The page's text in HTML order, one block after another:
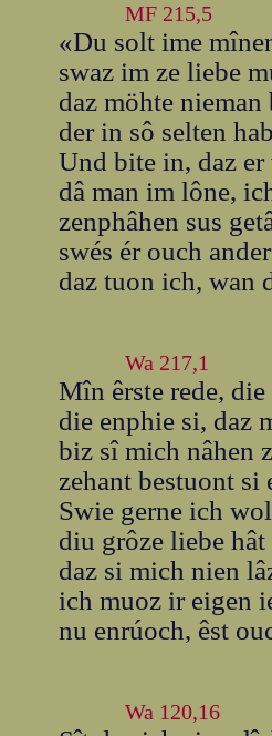
MF 215,5
«Du solt ime
swaz im ze liebe
daz möhte nieman
der in sô selten
Und bite in, daz
dâ man im lône,
zenphâhen sus
swés ér ouch
daz tuon ich, wan
Wa 217,1
Mîn êrste rede,
die enphie si, daz
biz sî mich nâhen
zehant bestuont si
Swie gerne ich
diu grôze liebe
daz si mich nien
ich muoz ir eigen
nu enrúoch, êst
Wa 120,16